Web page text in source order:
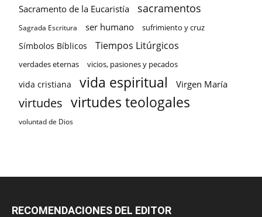
Sacramento de la Eucaristía sacramentos
Sagrada Escritura ser humano sufrimiento y cruz
Símbolos Bíblicos Tiempos Litúrgicos
verdades eternas vicios, pasiones y pecados
vida cristiana vida espiritual Virgen María
virtudes virtudes teologales
voluntad de Dios
RECOMENDACIONES DEL EDITOR